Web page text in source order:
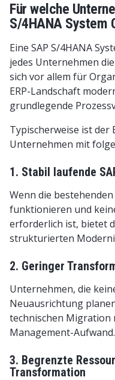
Für welche
S/4HANA System
Eine SAP S/4HANA
jedes Unternehmen
sich vor allem für
ERP-Landschaft
grundlegende
Typischerweise ist
Unternehmen mit
1. Stabil laufende
Wenn die
funktionieren und
erforderlich ist, bietet
strukturierten
2. Geringer
Unternehmen, die
Neuausrichtung
technischen Migration
Management-Aufwand.
3. Begrenzte
Transformation